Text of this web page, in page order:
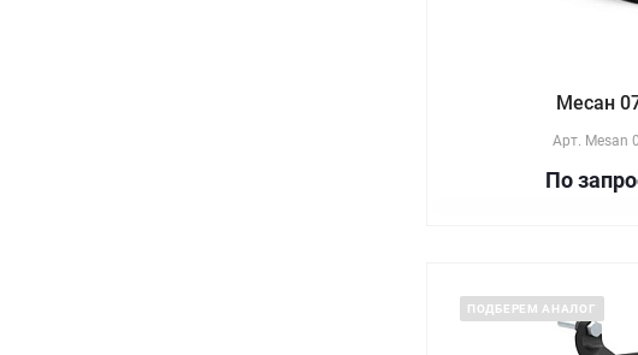
Месан
Арт. Mesan
По запр
ПОДБЕРЕМ АНАЛОГ